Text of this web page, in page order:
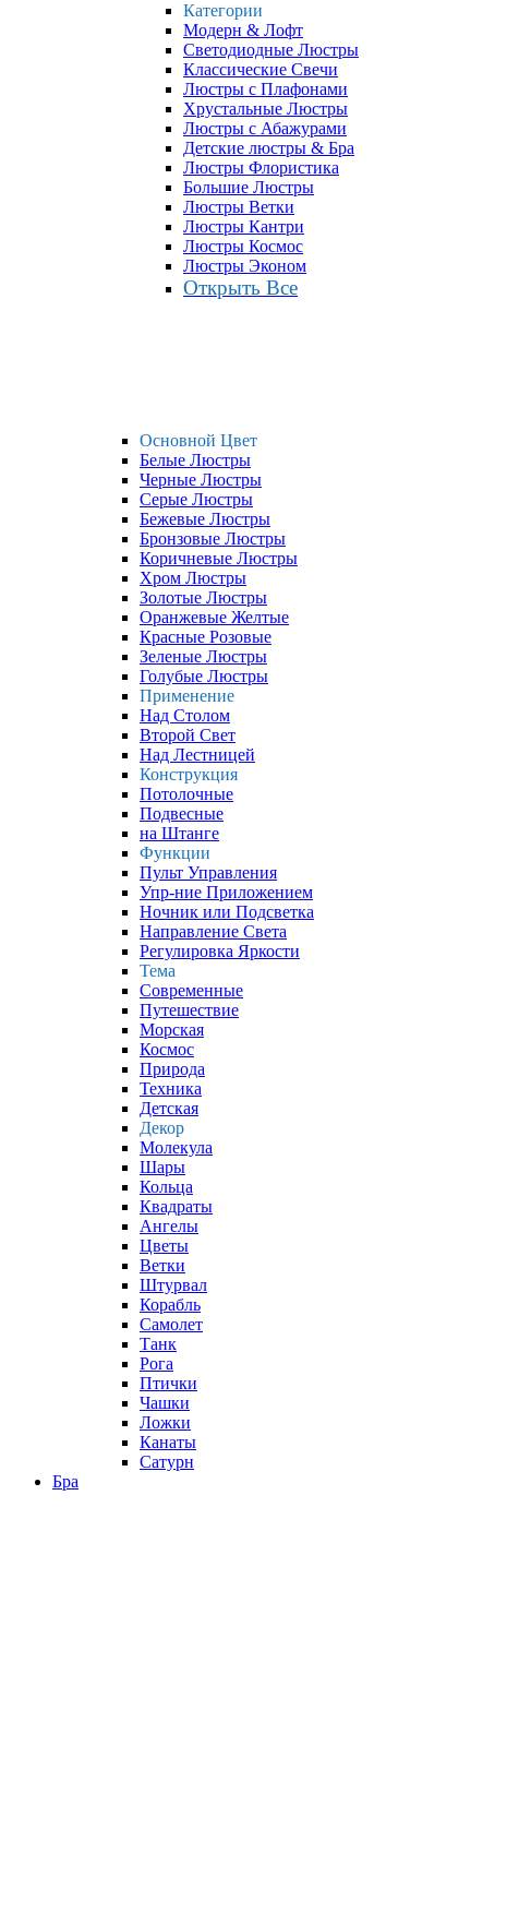
Категории
Модерн & Лофт
Светодиодные Люстры
Классические Свечи
Люстры с Плафонами
Хрустальные Люстры
Люстры с Абажурами
Детские люстры & Бра
Люстры Флористика
Большие Люстры
Люстры Ветки
Люстры Кантри
Люстры Космос
Люстры Эконом
Открыть Все
Основной Цвет
Белые Люстры
Черные Люстры
Серые Люстры
Бежевые Люстры
Бронзовые Люстры
Коричневые Люстры
Хром Люстры
Золотые Люстры
Оранжевые Желтые
Красные Розовые
Зеленые Люстры
Голубые Люстры
Применение
Над Столом
Второй Свет
Над Лестницей
Конструкция
Потолочные
Подвесные
на Штанге
Функции
Пульт Управления
Упр-ние Приложением
Ночник или Подсветка
Направление Света
Регулировка Яркости
Тема
Современные
Путешествие
Морская
Космос
Природа
Техника
Детская
Декор
Молекула
Шары
Кольца
Квадраты
Ангелы
Цветы
Ветки
Штурвал
Корабль
Самолет
Танк
Рога
Птички
Чашки
Ложки
Канаты
Сатурн
Бра